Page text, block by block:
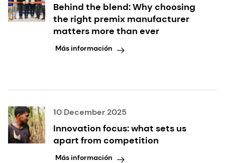
Behind the blend: Why choosing
the right premix manufacturer
matters more than ever
Más información
10 December 2025
Innovation focus: what sets us
apart from competition
Más información